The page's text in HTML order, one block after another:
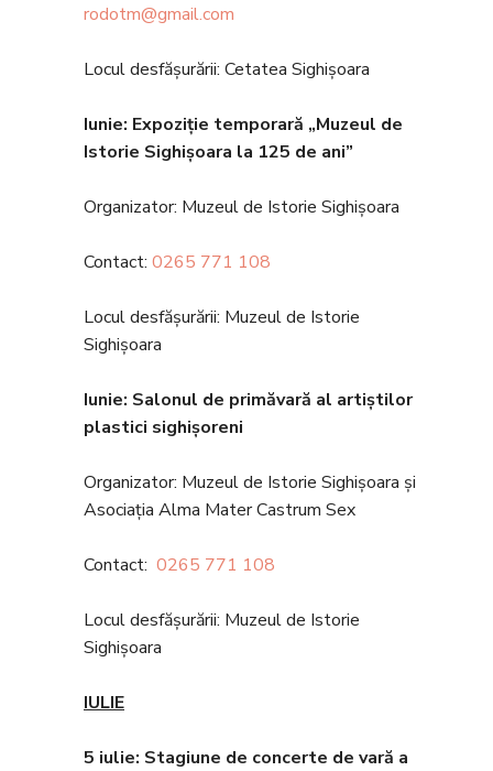
rodotm@gmail.com
Locul desfășurării: Cetatea Sighișoara
Iunie: Expoziție temporară „Muzeul de
Istorie Sighișoara la 125 de ani”
Organizator: Muzeul de Istorie Sighișoara
Contact: 0265 771 108
Locul desfășurării: Muzeul de Istorie
Sighișoara
Iunie: Salonul de primăvară al artiștilor
plastici sighișoreni
Organizator: Muzeul de Istorie Sighișoara și
Asociația Alma Mater Castrum Sex
Contact: 0265 771 108
Locul desfășurării: Muzeul de Istorie
Sighișoara
IULIE
5 iulie: Stagiune de concerte de vară a